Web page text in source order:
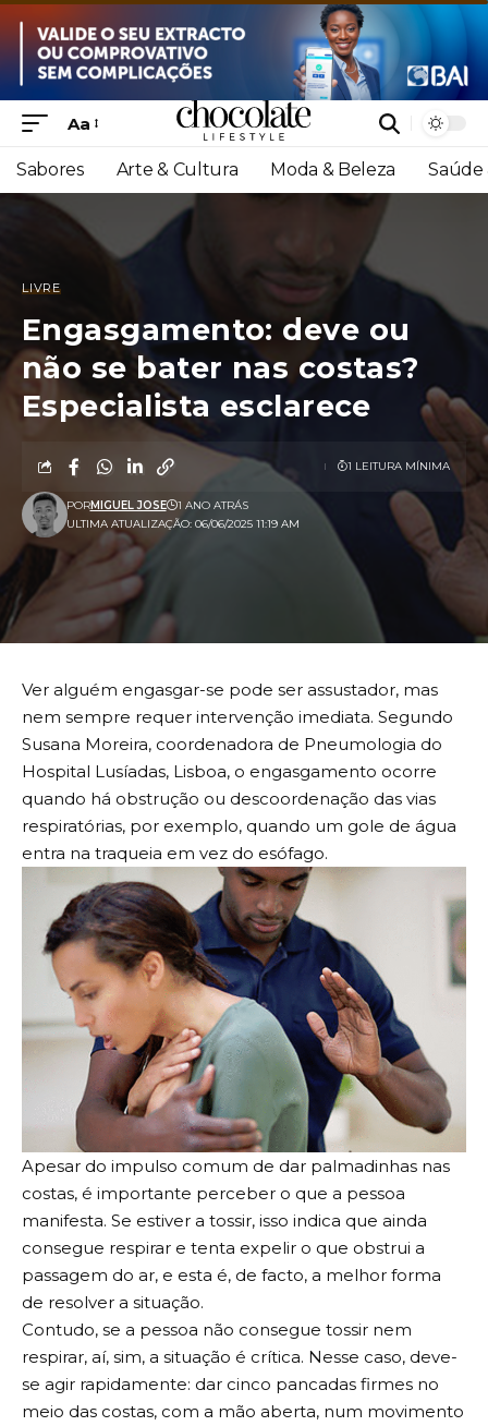
Aa
Sabores Arte & Cultura Moda & Beleza Saúde
LIVRE
Engasgamento: deve ou
não se bater nas costas?
Especialista esclarece
ULTIMA ATUALIZAÇÃO: 06/06/2025 11:19 AM
PORMIGUEL JOSE 1 ANO ATRÁS
1 LEITURA MÍNIMA
Ver alguém engasgar-se pode ser assustador, mas
nem sempre requer intervenção imediata. Segundo
Susana Moreira, coordenadora de Pneumologia do
Hospital Lusíadas, Lisboa, o engasgamento ocorre
quando há obstrução ou descoordenação das vias
respiratórias, por exemplo, quando um gole de água
entra na traqueia em vez do esófago.
Apesar do impulso comum de dar palmadinhas nas
costas, é importante perceber o que a pessoa
manifesta. Se estiver a tossir, isso indica que ainda
consegue respirar e tenta expelir o que obstrui a
passagem do ar, e esta é, de facto, a melhor forma
de resolver a situação.
Contudo, se a pessoa não consegue tossir nem
respirar, aí, sim, a situação é crítica. Nesse caso, deve-
se agir rapidamente: dar cinco pancadas firmes no
meio das costas, com a mão aberta, num movimento